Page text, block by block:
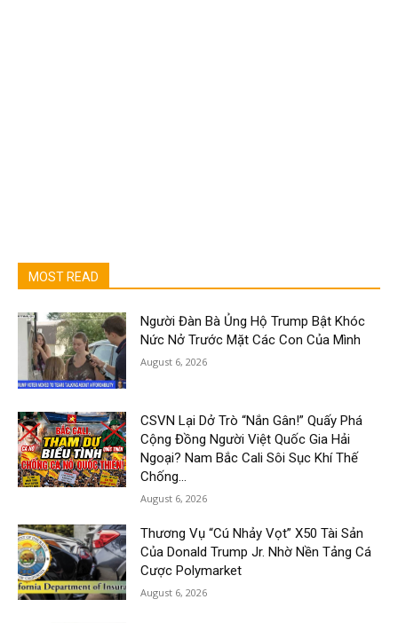
MOST READ
Người Đàn Bà Ủng Hộ Trump Bật Khóc
Nức Nở Trước Mặt Các Con Của Mình
August 6, 2026
CSVN Lại Dở Trò “Nắn Gân!” Quấy Phá
Cộng Đồng Người Việt Quốc Gia Hải
Ngoại? Nam Bắc Cali Sôi Sục Khí Thế
Chống...
August 6, 2026
Thương Vụ “Cú Nhảy Vọt” X50 Tài Sản
Của Donald Trump Jr. Nhờ Nền Tảng Cá
Cược Polymarket
August 6, 2026